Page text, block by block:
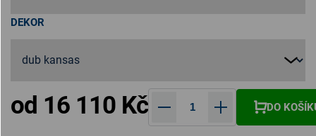
DEKOR
od 16 110 Kč DO